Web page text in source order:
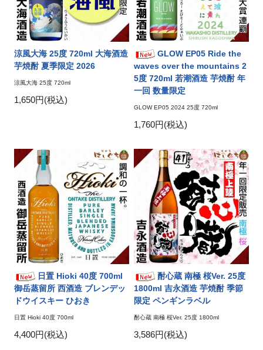
涼風大海 25度 720ml 大海酒造
芋焼酎 夏季限定 2026
涼風大海 25度 720ml
1,650円(税込)
GLOW EP05 Ride the
waves over the mountains 2
5度 720ml 若潮酒造 芋焼酎 年
一回 数量限定
GLOW EP05 2024 25度 720ml
1,760円(税込)
日置 Hioki 40度 700ml
御岳蒸留所 西酒造 ブレンデッ
ドウイスキー ひおき
日置 Hioki 40度 700ml
4,400円(税込)
酎心蔵 南極 桜Ver. 25度
1800ml 吉永酒造 芋焼酎 季節
限定 ペンギンラベル
酎心蔵 南極 桜Ver. 25度 1800ml
3,586円(税込)